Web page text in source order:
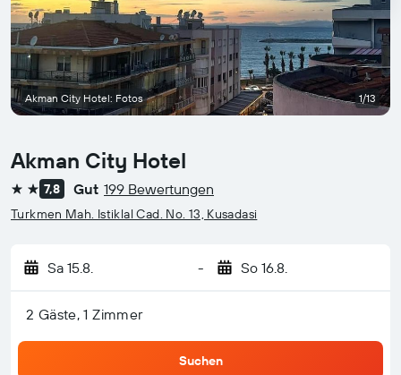
Akman City Hotel
2 Sterne
7,8 Gut 199 Bewertungen
Turkmen Mah. Istiklal Cad. No. 13, Kusadasi
Sa 15.8. - So 16.8.
2 Gäste, 1 Zimmer
Suchen
Akman City Hotel: Fotos 1/13